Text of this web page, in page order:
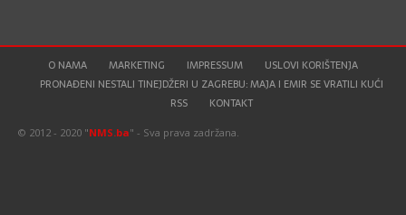
O NAMA MARKETING IMPRESSUM
USLOVI KORIŠTENJA
PRONAĐENI NESTALI TINEJDŽERI U ZAGREBU: MAJA I EMIR SE VRATILI KUĆI
RSS
KONTAKT
© 2012 - 2020 "NMS.ba" - Sva prava zadržana.